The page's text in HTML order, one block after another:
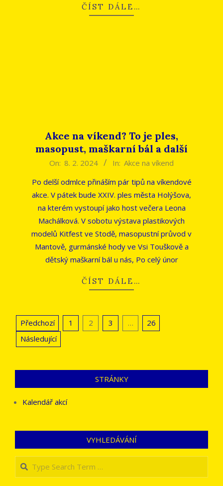
ČÍST DÁLE…
Akce na víkend? To je ples,
masopust, maškarní bál a další
2024-
08
On: 8. 2. 2024 In: Akce na víkend
Po delší odmlce přináším pár tipů na víkendové
akce. V pátek bude XXIV. ples města Holýšova,
na kterém vystoupí jako host večera Leona
Machálková. V sobotu výstava plastikových
modelů Kitfest ve Stodě, masopustní průvod v
Mantově, gurmánské hody ve Vsi Touškově a
dětský maškarní bál u nás, Po celý únor
ČÍST DÁLE…
Stránkování
příspěvků
Předchozí 1 2 3 …
26
Následující
STRÁNKY
Kalendář akcí
VYHLEDÁVÁNÍ
Search